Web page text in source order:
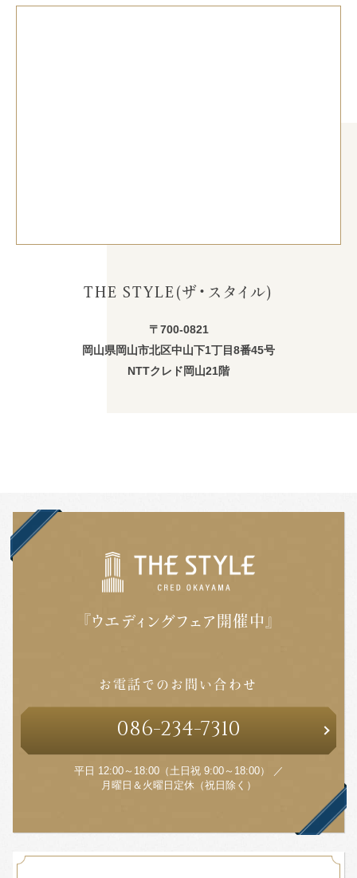
THE STYLE(ザ・スタイル)
〒700-0821
岡山県岡山市北区中山下1丁目8番45号
NTTクレド岡山21階
『ウエディングフェア開催中』
お電話でのお問い合わせ
086-234-7310
平日 12:00～18:00（土日祝 9:00～18:00） ／
月曜日＆火曜日定休（祝日除く）